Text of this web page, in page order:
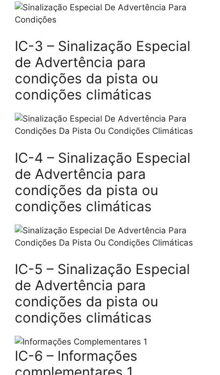
IC-3 – Sinalização Especial
de Advertência para
condições da pista ou
condições climáticas
IC-4 – Sinalização Especial
de Advertência para
condições da pista ou
condições climáticas
IC-5 – Sinalização Especial
de Advertência para
condições da pista ou
condições climáticas
IC-6 – Informações